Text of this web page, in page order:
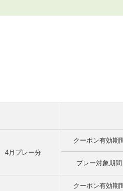
4月プレー分
クーポン有効期
プレー対象期間
クーポン有効期